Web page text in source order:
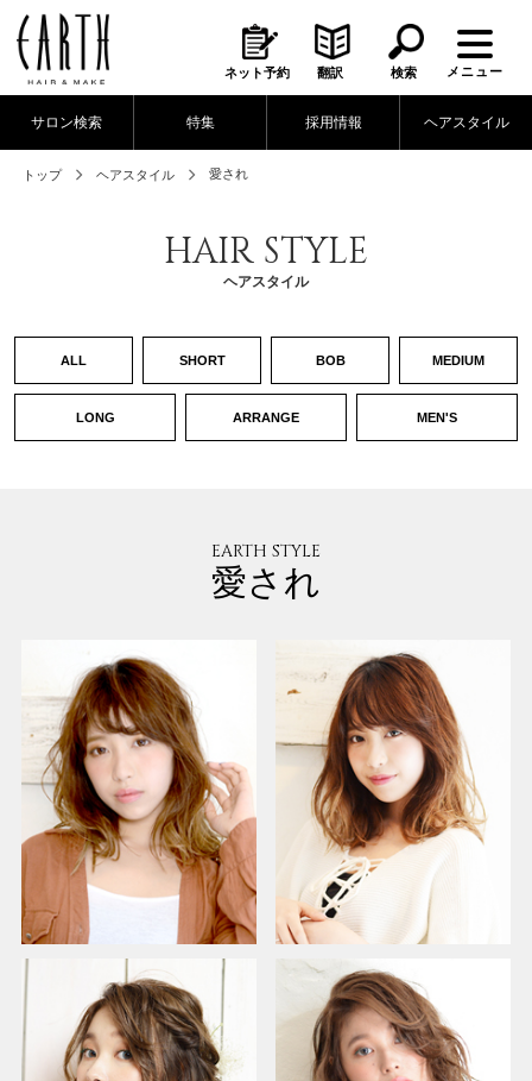
ネット予約 翻訳 検索 メニュー
サロン検索 特集 採用情報 ヘアスタイル
トップ ヘアスタイル 愛され
HAIR STYLE
ヘアスタイル
ALL SHORT BOB MEDIUM
LONG ARRANGE MEN'S
EARTH STYLE
愛され